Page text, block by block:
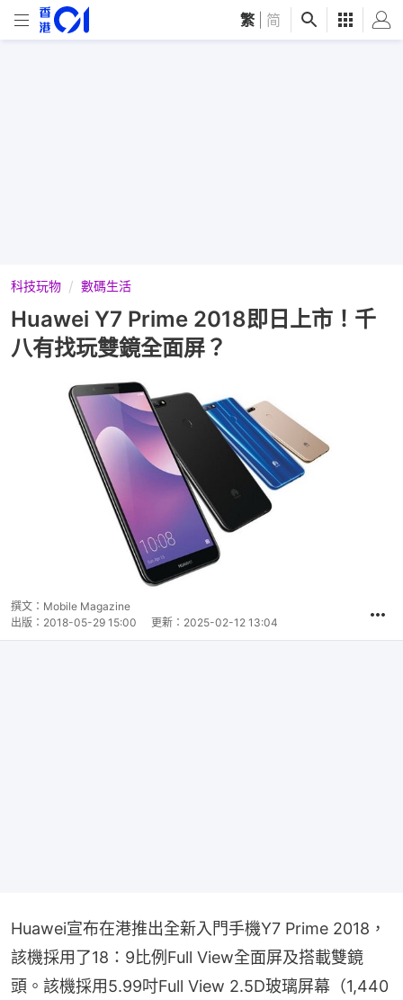
繁 简
科技玩物 數碼生活
Huawei Y7 Prime 2018即日上市！千
八有找玩雙鏡全面屏？
撰文： Mobile Magazine
出版： 2018-05-29 15:00 更新： 2025-02-12 13:04
Huawei宣布在港推出全新入門手機Y7 Prime 2018，
該機採用了18：9比例Full View全面屏及搭載雙鏡
頭。該機採用5.99吋Full View 2.5D玻璃屏幕（1,440